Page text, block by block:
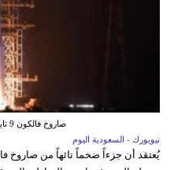
صاروخ فالكون 9 تابع لشركة سبيس إكس
نيويورك - السعودية اليوم